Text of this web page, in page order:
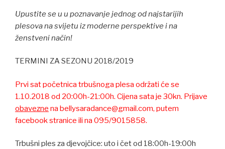
Upustite se u u poznavanje jednog od najstarijih
plesova na svijetu iz moderne perspektive i na
ženstveni način!
TERMINI ZA SEZONU 2018/2019
Prvi sat početnica trbušnoga plesa održati će se
1.10.2018 od 20:00h-21:00h. Cijena sata je 30kn. Prijave
obavezne na bellysaradance@gmail.com, putem
facebook stranice ili na 095/9015858.
Trbušni ples za djevojčice: uto i čet od 18:00h-19:00h